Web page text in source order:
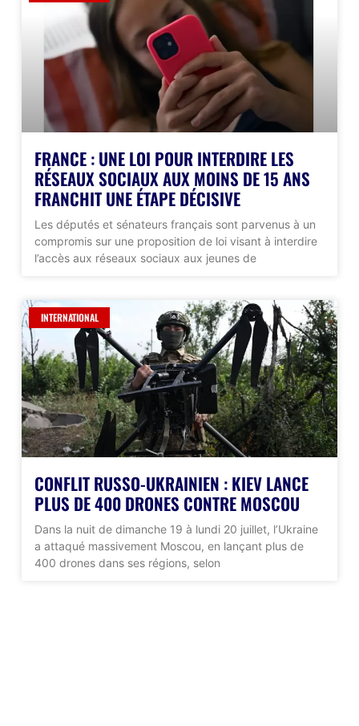
FRANCE : UNE LOI POUR INTERDIRE LES
RÉSEAUX SOCIAUX AUX MOINS DE 15 ANS
FRANCHIT UNE ÉTAPE DÉCISIVE
Les députés et sénateurs français sont parvenus à un
compromis sur une proposition de loi visant à interdire
l’accès aux réseaux sociaux aux jeunes de
INTERNATIONAL
CONFLIT RUSSO-UKRAINIEN : KIEV LANCE
PLUS DE 400 DRONES CONTRE MOSCOU
Dans la nuit de dimanche 19 à lundi 20 juillet, l’Ukraine
a attaqué massivement Moscou, en lançant plus de
400 drones dans ses régions, selon